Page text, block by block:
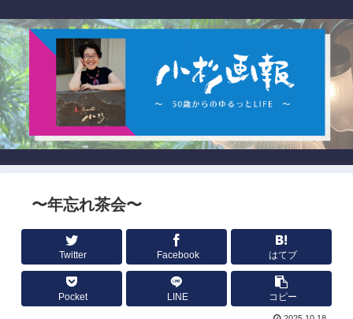
〜年忘れ茶会〜
Twitter Facebook はてブ
Pocket LINE コピー